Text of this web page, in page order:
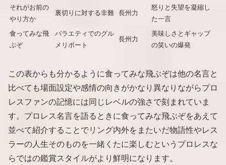
それがお前の
やり方か
裏切りに対する非難 長州力
怒りと失望を凝縮し
た一言
食ってみな飛
ぶぞ
バラエティでのグル
メリポート
長州力
美味しさとギャップ
の笑いの爆発
この表からも分かるように食ってみな飛ぶぞは他の名言と
比べても場面設定や感情の向きがかなり異なりながらプロ
レスファンの記憶には同じレベルの強さで刻まれていま
す。プロレス名言を語るときに食ってみな飛ぶぞをあえて
並べて紹介することでリング内外をまたいだ物語性やレス
ラーの人生そのものを一緒くたに楽しむというプロレスな
らではの鑑賞スタイルがより鮮明になります。